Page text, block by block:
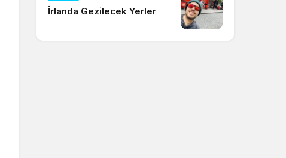
İrlanda Gezilecek Yerler